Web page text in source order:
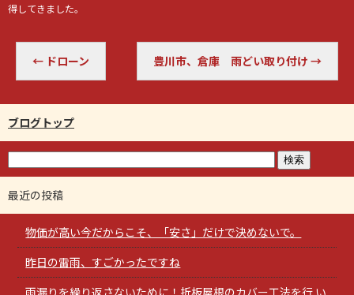
得してきました。
← ドローン 豊川市、倉庫 雨どい取り付け →
ブログトップ
最近の投稿
物価が高い今だからこそ、「安さ」だけで決めないで。
昨日の雷雨、すごかったですね
雨漏りを繰り返さないために！折板屋根のカバー工法を行 い